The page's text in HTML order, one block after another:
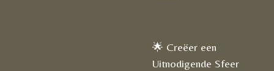
🌟 Creëer een
Uitnodigende Sfeer